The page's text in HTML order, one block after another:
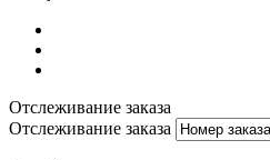
Отслеживание заказа
Отслеживание заказа